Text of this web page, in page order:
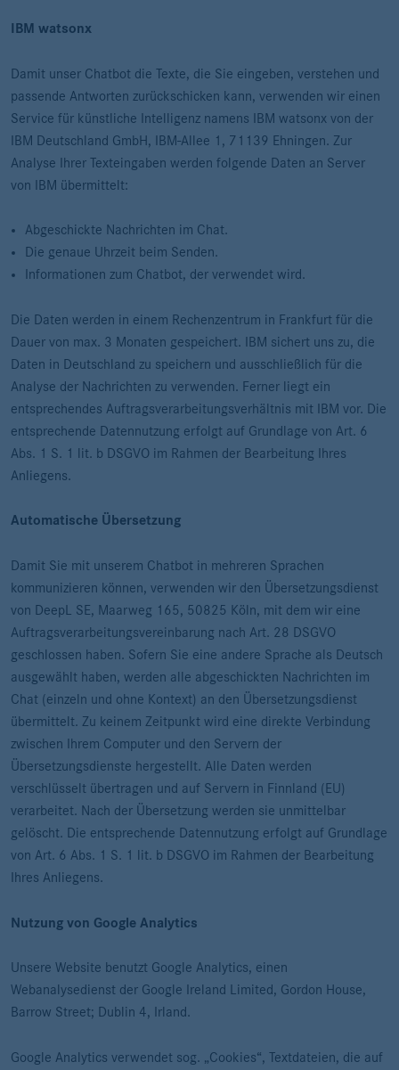
IBM watsonx
Damit unser Chatbot die Texte, die Sie eingeben, verstehen und
passende Antworten zurückschicken kann, verwenden wir einen
Service für künstliche Intelligenz namens IBM watsonx von der
IBM Deutschland GmbH, IBM-Allee 1, 71139 Ehningen. Zur
Analyse Ihrer Texteingaben werden folgende Daten an Server
von IBM übermittelt:
Abgeschickte Nachrichten im Chat.
Die genaue Uhrzeit beim Senden.
Informationen zum Chatbot, der verwendet wird.
Die Daten werden in einem Rechenzentrum in Frankfurt für die
Dauer von max. 3 Monaten gespeichert. IBM sichert uns zu, die
Daten in Deutschland zu speichern und ausschließlich für die
Analyse der Nachrichten zu verwenden. Ferner liegt ein
entsprechendes Auftragsverarbeitungsverhältnis mit IBM vor. Die
entsprechende Datennutzung erfolgt auf Grundlage von Art. 6
Abs. 1 S. 1 lit. b DSGVO im Rahmen der Bearbeitung Ihres
Anliegens.
Automatische Übersetzung
Damit Sie mit unserem Chatbot in mehreren Sprachen
kommunizieren können, verwenden wir den Übersetzungsdienst
von DeepL SE, Maarweg 165, 50825 Köln, mit dem wir eine
Auftragsverarbeitungsvereinbarung nach Art. 28 DSGVO
geschlossen haben. Sofern Sie eine andere Sprache als Deutsch
ausgewählt haben, werden alle abgeschickten Nachrichten im
Chat (einzeln und ohne Kontext) an den Übersetzungsdienst
übermittelt. Zu keinem Zeitpunkt wird eine direkte Verbindung
zwischen Ihrem Computer und den Servern der
Übersetzungsdienste hergestellt. Alle Daten werden
verschlüsselt übertragen und auf Servern in Finnland (EU)
verarbeitet. Nach der Übersetzung werden sie unmittelbar
gelöscht. Die entsprechende Datennutzung erfolgt auf Grundlage
von Art. 6 Abs. 1 S. 1 lit. b DSGVO im Rahmen der Bearbeitung
Ihres Anliegens.
Nutzung von Google Analytics
Unsere Website benutzt Google Analytics, einen
Webanalysedienst der Google Ireland Limited, Gordon House,
Barrow Street; Dublin 4, Irland.
Google Analytics verwendet sog. „Cookies“, Textdateien, die auf